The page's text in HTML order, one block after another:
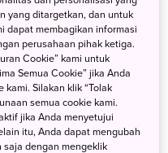
untuk mewujudkan perjalan
kehadiran Anda segera!
yang ditargetkan, dan untuk
dapat membagikan informasi
perusahaan pihak ketiga.
Cookie” kami untuk
Semua Cookie” jika Anda
Silakan klik “Tolak
semua cookie kami.
jika Anda menyetujui
itu, Anda dapat mengubah
dengan mengeklik